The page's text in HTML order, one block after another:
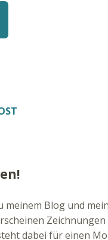
meinem Blog und
dabei für einen